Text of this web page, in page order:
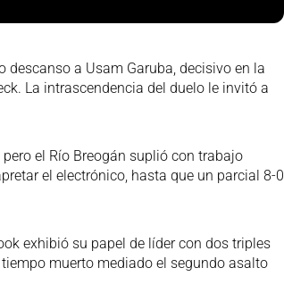
descanso a Usam Garuba, decisivo en la
La intrascendencia del duelo le invitó a
el Río Breogán suplió con trabajo
el electrónico, hasta que un parcial 8-0
exhibió su papel de líder con dos triples
muerto mediado el segundo asalto